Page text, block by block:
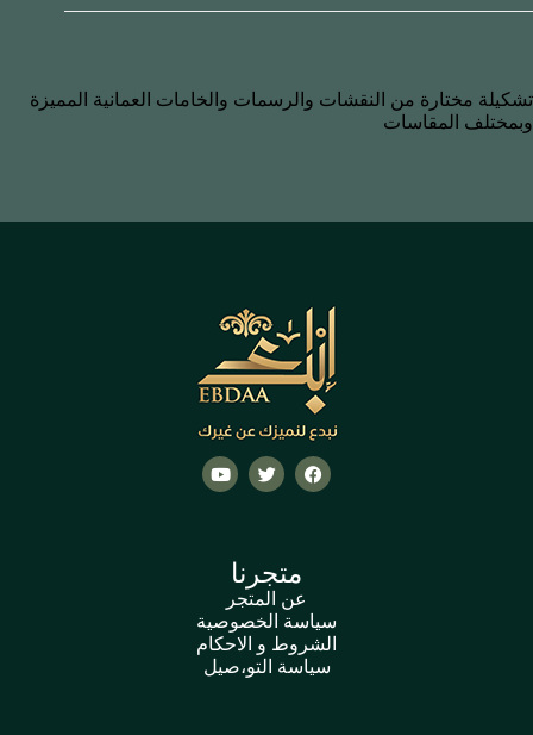
تشكيلة مختارة من النقشات والرسمات والخامات العمانية المميزة
وبمختلف المقاسات
متجرنا
عن المتجر
سياسة الخصوصية
الشروط و الاحكام
سياسة التو،صيل